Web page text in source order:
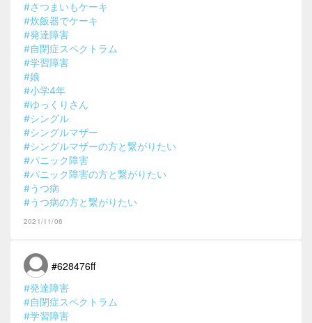
#さつまいもケーキ
#炊飯器でケーキ
#発達障害
#自閉症スペクトラム
#学習障害
#娘
#小学4年
#ゆっくりさん
#シングル
#シングルマザー
#シングルマザーの方と繋がりたい
#パニック障害
#パニック障害の方と繋がりたい
#うつ病
#うつ病の方と繋がりたい
2021/11/06
#628476ff
#発達障害
#自閉症スペクトラム
#学習障害